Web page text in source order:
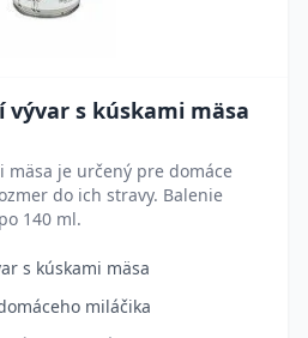
vývar s kúskami mäsa
mäsa je určený pre domáce
do ich stravy. Balenie
140 ml.
s kúskami mäsa
miláčika